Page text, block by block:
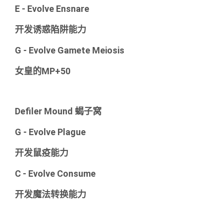
E - Evolve Ensnare
开发诱惑陷阱能力
G - Evolve Gamete Meiosis
女皇的MP+50
Defiler Mound 蝎子窝
G - Evolve Plague
开发鼠疫能力
C - Evolve Consume
开发魔法转换能力